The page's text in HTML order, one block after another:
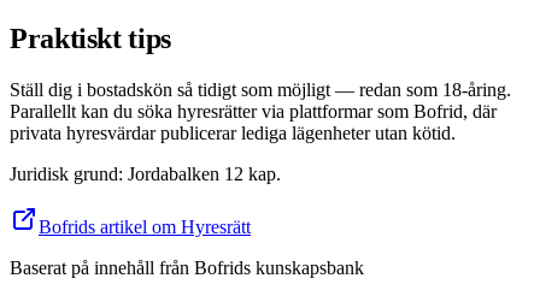
Praktiskt tips
Ställ dig i bostadskön så tidigt som möjligt — redan som 18-åring.
Parallellt kan du söka hyresrätter via plattformar som Bofrid, där
privata hyresvärdar publicerar lediga lägenheter utan kötid.
Juridisk grund: Jordabalken 12 kap.
Bofrids artikel om Hyresrätt
Baserat på innehåll från Bofrids kunskapsbank